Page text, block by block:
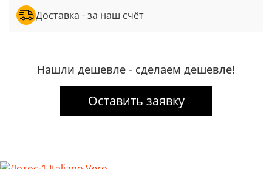
Доставка - за наш счёт
Нашли дешевле - сделаем дешевле!
Оставить заявку